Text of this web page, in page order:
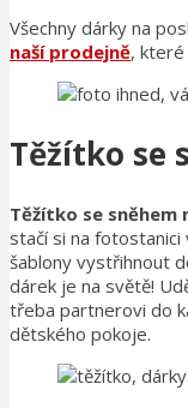
Všechny dárky na
naší prodejně, které
Těžítko se
Těžítko se sněhem
stačí si na
šablony vystřihnout
dárek je na světě!
třeba partnerovi do
dětského pokoje.